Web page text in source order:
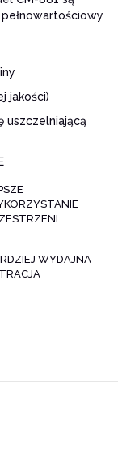
jakości)
uszczelniającą
WYDAJNA